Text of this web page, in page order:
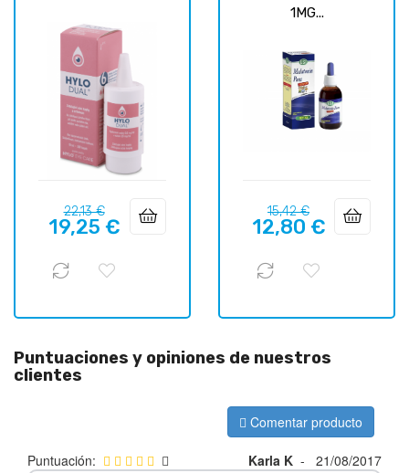
Precio
regular
22,13 €Precio
19,25 €
1MG...
Precio
regular
15,42 €Precio
12,80 €
Puntuaciones y opiniones de nuestros
clientes
Comentar producto
Puntuación: Karla K -
21/08/2017